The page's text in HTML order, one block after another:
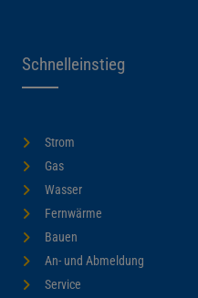
Schnelleinstieg
Strom
Gas
Wasser
Fernwärme
Bauen
An- und Abmeldung
Service